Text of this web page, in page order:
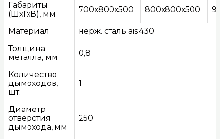
Габариты
(ШхГхВ), мм
700х800х500 800х800х500
Материал
нерж. сталь aisi430
Толщина
металла, мм
0,8
Количество
дымоходов,
шт.
1
Диаметр
отверстия
дымохода, мм
250